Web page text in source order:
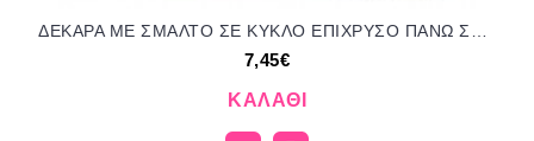
7,45€
ΚΑΛΆΘΙ